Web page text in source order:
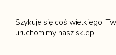
Szykuje się coś wielkiego!
uruchomimy nasz sklep!